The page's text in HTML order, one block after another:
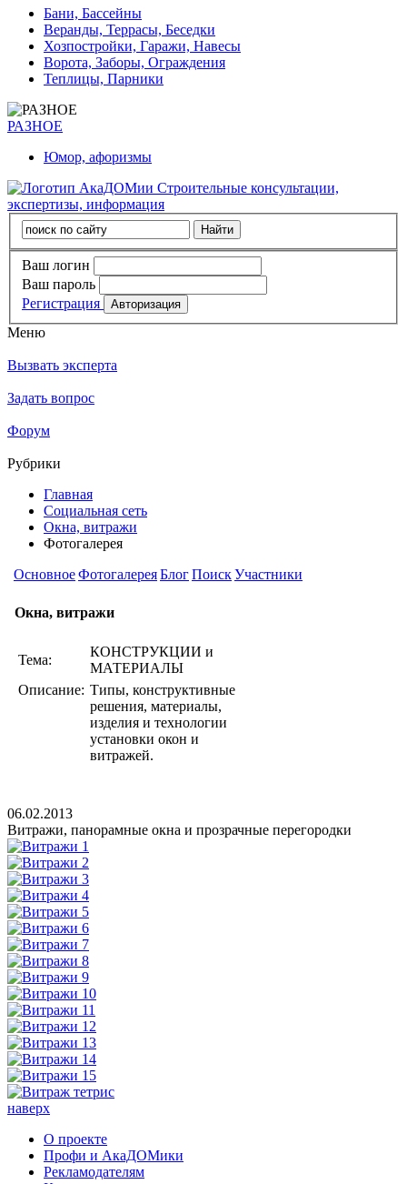
Бани, Бассейны
Веранды, Террасы, Беседки
Хозпостройки, Гаражи, Навесы
Ворота, Заборы, Ограждения
Теплицы, Парники
РАЗНОЕ
Юмор, афоризмы
Строительные консультации,
экспертизы, информация
Ваш логин
Ваш пароль
Регистрация
Меню
Вызвать эксперта
Задать вопрос
Форум
Рубрики
Главная
Социальная сеть
Окна, витражи
Фотогалерея
ОсновноеФотогалереяБлогПоискУчастники
Окна, витражи
Тема:
КОНСТРУКЦИИ и
МАТЕРИАЛЫ
Описание: Типы, конструктивные
решения, материалы,
изделия и технологии
установки окон и
витражей.
06.02.2013
Витражи, панорамные окна и прозрачные перегородки
наверх
О проекте
Профи и АкаДОМики
Рекламодателям